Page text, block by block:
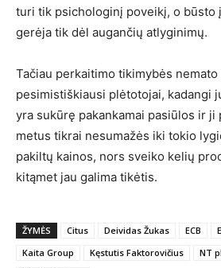
turi tik psichologinį poveikį, o būsto
gerėja tik dėl augančių atlyginimų.
Tačiau perkaitimo tikimybės
pesimistiškiausi plėtotojai, kadangi
yra sukūrę pakankamai pasiūlos ir
metus tikrai nesumažės iki tokio
pakiltų kainos, nors sveiko kelių
kitąmet jau galima tikėtis.
ŽYMĖS Citus Deividas Žukas ECB
Kaita Group
Kęstutis Faktorovičius
NT